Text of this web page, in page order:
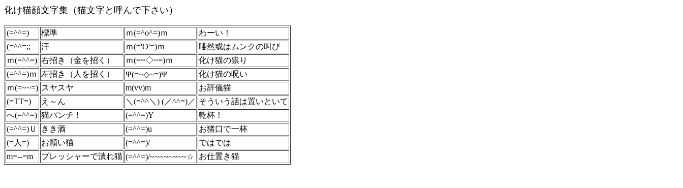
化け猫顔文字集（猫文字と呼んで下さい）
(=^^=) 標準 ｍ(=^o^=)ｍ
わーい！
(=^^=;;
汗 ｍ(='O'=)ｍ
唖然或はムンクの叫び
ｍ(=^^=) 右招き（金を招く） ｍ(=~◇~=)ｍ
化け猫の祟り
(=^^=)ｍ
左招き（人を招く） Ψ(=~◇~=)Ψ
化け猫の呪い
ｍ(=~~=) スヤスヤ m(vv)m
お辞儀猫
(=TT=)
え～ん ＼(=^^＼) (／^^=)／ そういう話は置いといて
へ(=^^=) 猫パンチ！ (=^^=)Y
乾杯！
(=^^=)Ｕ
きき酒 (=^^=)u
お猪口で一杯
(=人=)
お願い猫 (=^^=)/
ではでは
m=--=m
プレッシャーで潰れ猫 (=^^=)/~~~~~~~~☆ お仕置き猫